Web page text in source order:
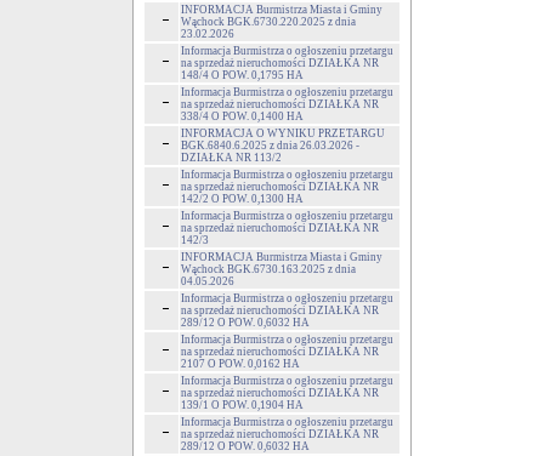
INFORMACJA Burmistrza Miasta i Gminy
Wąchock BGK.6730.220.2025 z dnia
23.02.2026
Informacja Burmistrza o ogłoszeniu przetargu
na sprzedaż nieruchomości DZIAŁKA NR
148/4 O POW. 0,1795 HA
Informacja Burmistrza o ogłoszeniu przetargu
na sprzedaż nieruchomości DZIAŁKA NR
338/4 O POW. 0,1400 HA
INFORMACJA O WYNIKU PRZETARGU
BGK.6840.6.2025 z dnia 26.03.2026 -
DZIAŁKA NR 113/2
Informacja Burmistrza o ogłoszeniu przetargu
na sprzedaż nieruchomości DZIAŁKA NR
142/2 O POW. 0,1300 HA
Informacja Burmistrza o ogłoszeniu przetargu
na sprzedaż nieruchomości DZIAŁKA NR
142/3
INFORMACJA Burmistrza Miasta i Gminy
Wąchock BGK.6730.163.2025 z dnia
04.05.2026
Informacja Burmistrza o ogłoszeniu przetargu
na sprzedaż nieruchomości DZIAŁKA NR
289/12 O POW. 0,6032 HA
Informacja Burmistrza o ogłoszeniu przetargu
na sprzedaż nieruchomości DZIAŁKA NR
2107 O POW. 0,0162 HA
Informacja Burmistrza o ogłoszeniu przetargu
na sprzedaż nieruchomości DZIAŁKA NR
139/1 O POW. 0,1904 HA
Informacja Burmistrza o ogłoszeniu przetargu
na sprzedaż nieruchomości DZIAŁKA NR
289/12 O POW. 0,6032 HA